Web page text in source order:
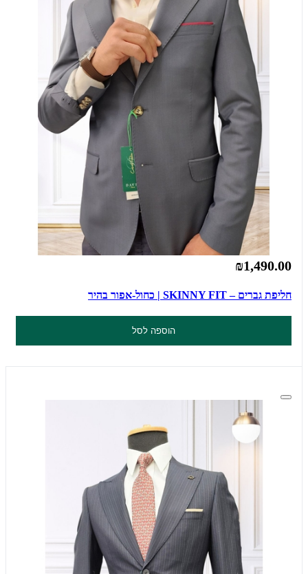
₪1,490.00
חליפת גברים – SKINNY FIT | כחול-אפור בהיר
הוספה לסל